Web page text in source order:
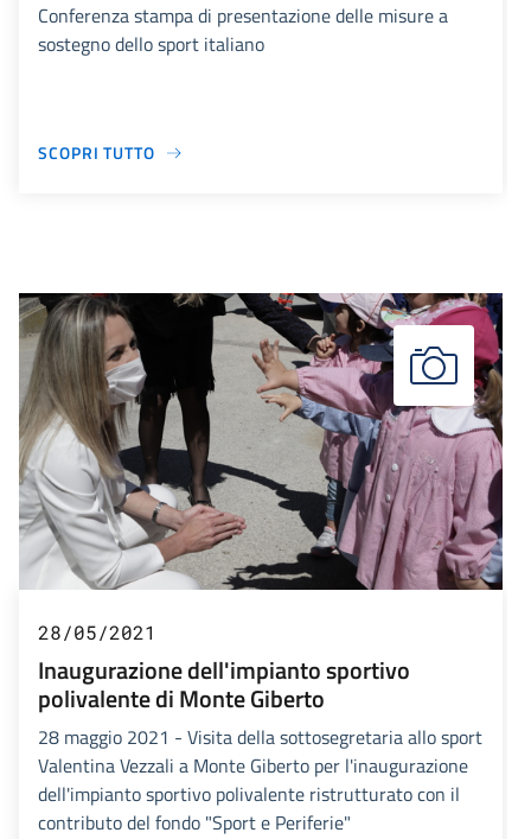
Conferenza stampa di presentazione delle misure a
sostegno dello sport italiano
SCOPRI TUTTO
28/05/2021
Inaugurazione dell'impianto sportivo
polivalente di Monte Giberto
28 maggio 2021 - Visita della sottosegretaria allo sport
Valentina Vezzali a Monte Giberto per l'inaugurazione
dell'impianto sportivo polivalente ristrutturato con il
contributo del fondo "Sport e Periferie"